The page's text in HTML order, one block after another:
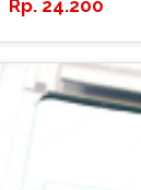
24.200